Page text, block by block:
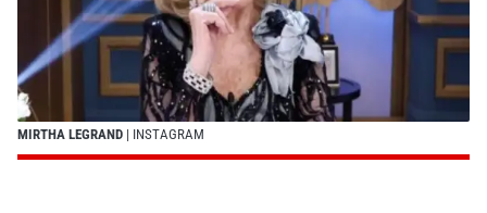
MIRTHA LEGRAND | INSTAGRAM